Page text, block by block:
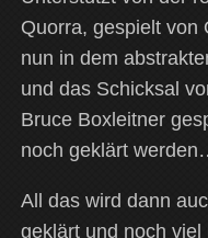
Quorra, gespielt von
nun in dem
und das Schicksal
Bruce Boxleitner
noch geklärt
All das wird dann
geklärt und noch viel